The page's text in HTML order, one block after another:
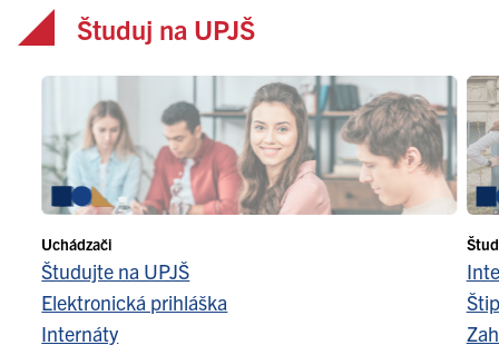
Študuj na UPJŠ
Uchádzači
Študujte na UPJŠ
Elektronická prihláška
Internáty